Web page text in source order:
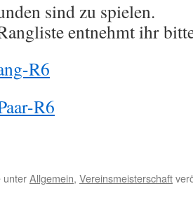
sind zu spielen.
entnehmt ihr
R6
R6
unterAllgemein, Vereinsmeisterschaft